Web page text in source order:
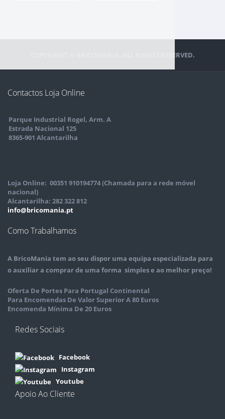
COPYRIGHT © BRICOMANIA. ALL RIGHTS RESERVED.
Contactos Loja Online
Parque Industrial Rogel, Arm. A
Estrada Nacional 125
8365-901 Alcantarilha
Loja Online: 00351 910194774 (Chamada para a rede móvel
nacional)
Alcantarilha: 282 322 812
info@bricomania.pt
Como Trabalhamos
A BricoMania tem ao seu dispor uma equipa especializada para
o auxiliar a comprar de uma forma simples e ao melhor preço!
Oferta De Portes Para Portugal Continental
Para Encomendas De Valor Superior A 80 Euros
Encomenda Mínima De 20 Euros
Redes Sociais
Facebook
Instagram
Youtube
Apoio Ao Cliente